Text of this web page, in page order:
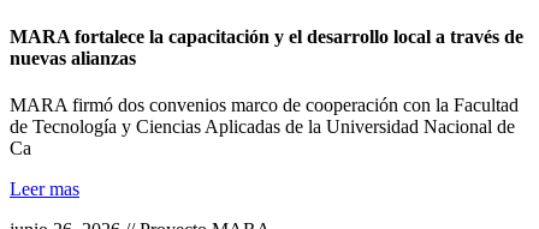
MARA fortalece la capacitación y el desarrollo local a través de
nuevas alianzas
MARA firmó dos convenios marco de cooperación con la Facultad
de Tecnología y Ciencias Aplicadas de la Universidad Nacional de
Ca
Leer mas